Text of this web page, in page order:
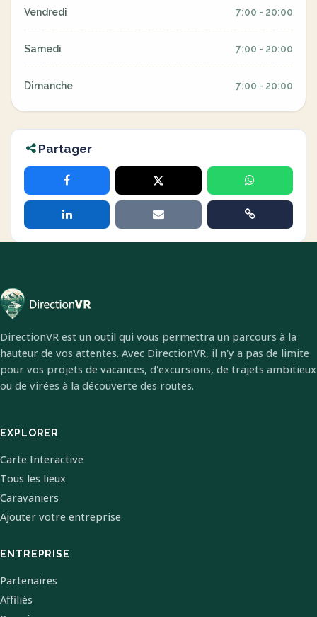
Vendredi 7:00 - 20:00
Samedi 7:00 - 20:00
Dimanche 7:00 - 20:00
Partager
DirectionVR est un outil qui vous permettra un parcours à la
hauteur de vos attentes. Avec DirectionVR, il n'y a pas de limite
pour vos projets de vacances, d'excursions, de trajets ambitieux
ou de virées à la découverte des routes.
EXPLORER
Carte Interactive
Tous les lieux
Caravaniers
Ajouter votre entreprise
ENTREPRISE
Partenaires
Affiliés